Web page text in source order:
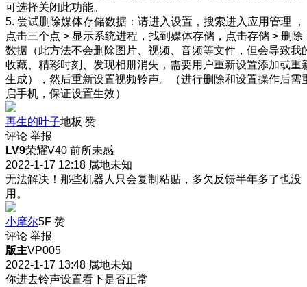
可选择关闭此功能。
5. 尝试删除媒体存储数据：请进入设置，搜索进入应用管理 ，
点击三个点 > 显示系统进程，找到媒体存储，点击存储 > 删除
数据（此方法不会删除图片、视频、音频等文件，但会导致我
收藏、精彩时刻、发现相册消失，需要用户重新设置添加或重
生成），然后重新设置视频铃声。（进行删除和设置操作后需
启手机，保证设置生效）
再生的叶子地板 赞
评论 举报
LV9荣耀V40 前所未感
2022-1-17 12:18 属地未知
无法解决！那些机器人只会复制粘贴，多欠反馈半年多了也没
用。
小摩尔5F 赞
评论 举报
版主VP005
2022-1-17 13:48 属地未知
你进去铃声设置看下是否正常